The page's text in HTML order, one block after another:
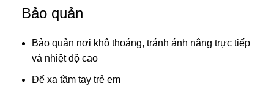
Bảo quản
Bảo quản nơi khô thoáng, tránh ánh nắng trực tiếp
và nhiệt độ cao
Để xa tầm tay trẻ em